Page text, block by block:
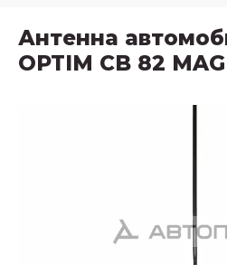
Антенна
OPTIM CB 82 MAG